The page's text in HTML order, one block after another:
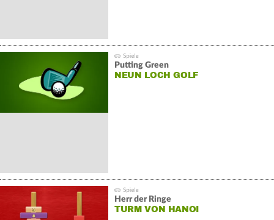
Putting Green
NEUN LOCH GOLF
Herr der Ringe
TURM VON HANOI